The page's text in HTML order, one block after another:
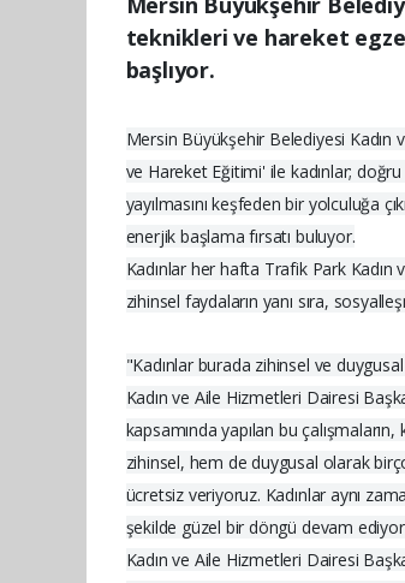
teknikleri ve hareket
başlıyor.
Mersin Büyükşehir Belediyesi Kadın
ve Hareket Eğitimi' ile kadınlar;
yayılmasını keşfeden bir yolculuğa
enerjik başlama fırsatı buluyor.
Kadınlar her hafta Trafik Park Kadın
zihinsel faydaların yanı sıra,
"Kadınlar burada zihinsel ve
Kadın ve Aile Hizmetleri Dairesi
kapsamında yapılan bu
zihinsel, hem de duygusal olarak
ücretsiz veriyoruz. Kadınlar aynı
şekilde güzel bir döngü devam
Kadın ve Aile Hizmetleri Dairesi